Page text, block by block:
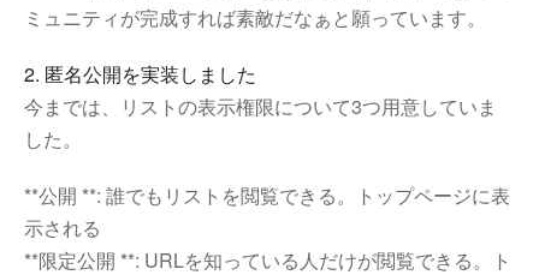
ミュニティが完成すれば素敵だなぁと願っています。
2. 匿名公開を実装しました
今までは、リストの表示権限について3つ用意していま
した。
**公開 **: 誰でもリストを閲覧できる。トップページに表
示される
**限定公開 **: URLを知っている人だけが閲覧できる。ト